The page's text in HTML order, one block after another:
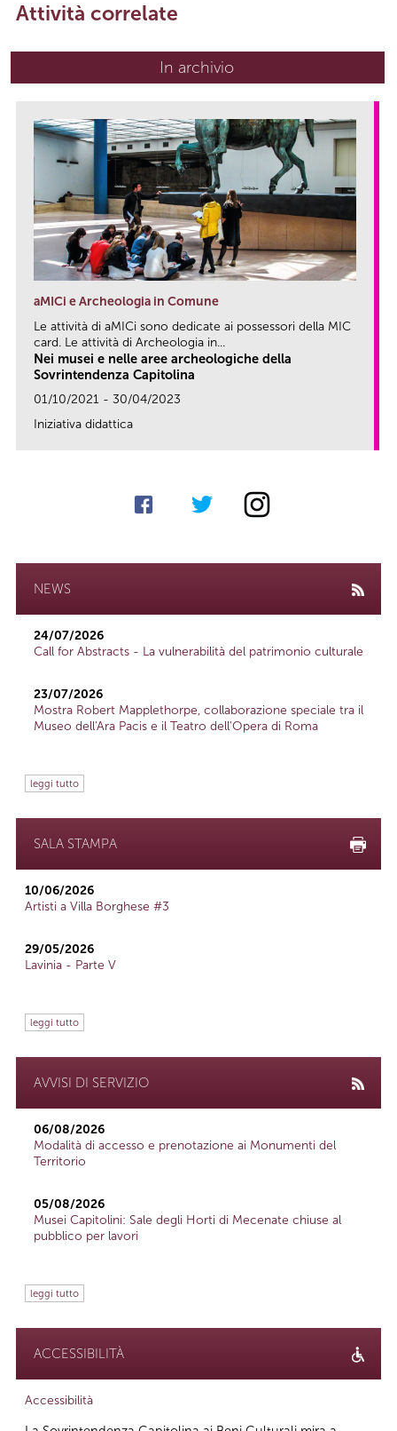
Attività correlate
In archivio
aMICi e Archeologia in Comune
Le attività di aMICi sono dedicate ai possessori della MIC
card. Le attività di Archeologia in...
Nei musei e nelle aree archeologiche della
Sovrintendenza Capitolina
01/10/2021 - 30/04/2023
Iniziativa didattica
NEWS
24/07/2026
Call for Abstracts - La vulnerabilità del patrimonio culturale
23/07/2026
Mostra Robert Mapplethorpe, collaborazione speciale tra il
Museo dell'Ara Pacis e il Teatro dell'Opera di Roma
leggi tutto
SALA STAMPA
10/06/2026
Artisti a Villa Borghese #3
29/05/2026
Lavinia - Parte V
leggi tutto
AVVISI DI SERVIZIO
06/08/2026
Modalità di accesso e prenotazione ai Monumenti del
Territorio
05/08/2026
Musei Capitolini: Sale degli Horti di Mecenate chiuse al
pubblico per lavori
leggi tutto
ACCESSIBILITÀ
Accessibilità